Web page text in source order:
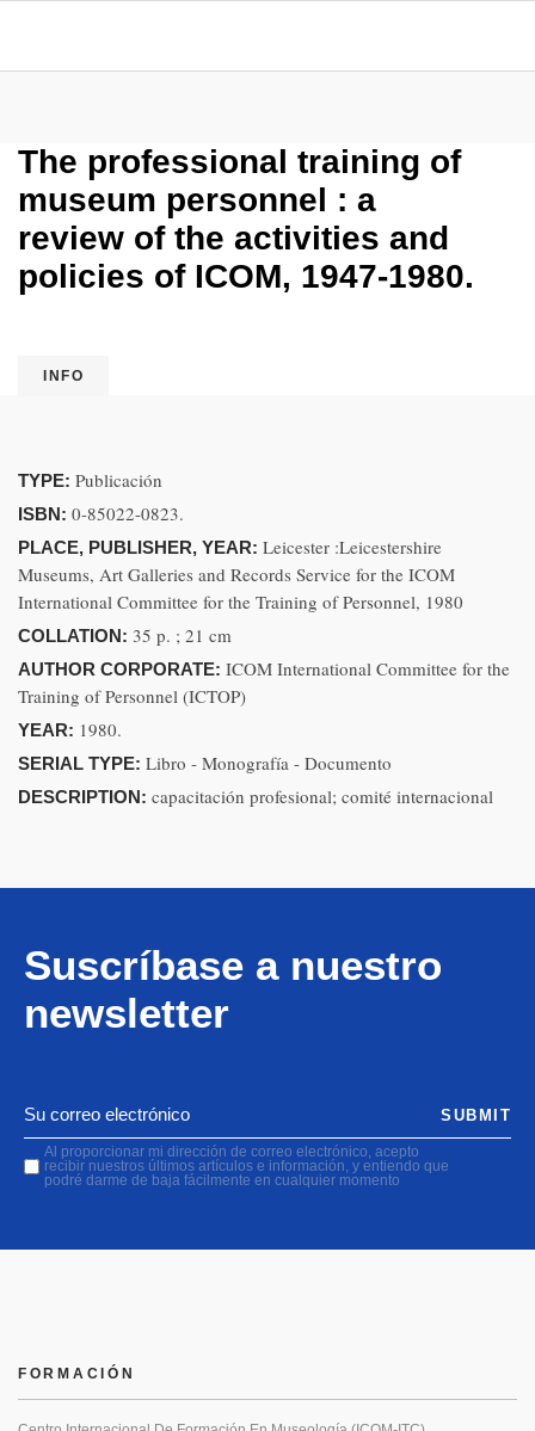
The professional training of
museum personnel : a
review of the activities and
policies of ICOM, 1947-1980.
INFO
TYPE: Publicación
ISBN: 0-85022-0823.
PLACE, PUBLISHER, YEAR: Leicester :Leicestershire
Museums, Art Galleries and Records Service for the ICOM
International Committee for the Training of Personnel, 1980
COLLATION: 35 p. ; 21 cm
AUTHOR CORPORATE: ICOM International Committee for the
Training of Personnel (ICTOP)
YEAR: 1980.
SERIAL TYPE: Libro - Monografía - Documento
DESCRIPTION: capacitación profesional; comité internacional
Suscríbase a nuestro
newsletter
Al proporcionar mi dirección de correo electrónico, acepto
recibir nuestros últimos artículos e información, y entiendo que
podré darme de baja fácilmente en cualquier momento
SUBMIT
FORMACIÓN